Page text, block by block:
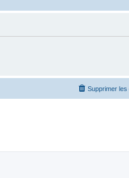
Supprimer les